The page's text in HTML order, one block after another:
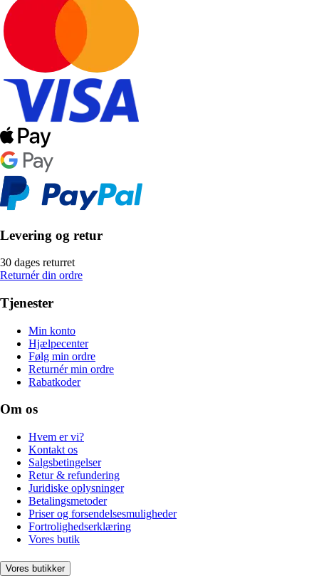
Levering og retur
30 dages returret
Returnér din ordre
Tjenester
Min konto
Hjælpecenter
Følg min ordre
Returnér min ordre
Rabatkoder
Om os
Hvem er vi?
Kontakt os
Salgsbetingelser
Retur & refundering
Juridiske oplysninger
Betalingsmetoder
Priser og forsendelsesmuligheder
Fortrolighedserklæring
Vores butik
Vores butikker